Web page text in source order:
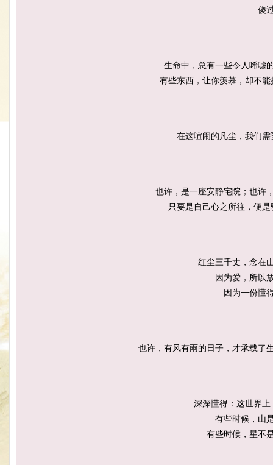
傻
生命中，总有一些令人唏嘘
有些东西，让你羡慕，却不
在这喧闹的凡尘，我们
也许，是一座安静宅院；也许
只要是自己心之所往，便
红尘三千丈，念在
因为爱，所以
因为一份懂
也许，有风有雨的日子，才承载了
深深懂得：这世界
有些时候，山
有些时候，星不